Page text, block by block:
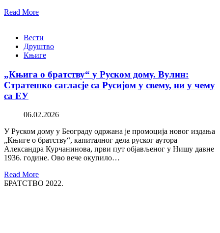
Read More
Вести
Друштво
Књиге
„Књига о братству“ у Руском дому. Вулин:
Стратешко сагласје са Русијом у свему, ни у чему
са ЕУ
06.02.2026
У Руском дому у Београду одржана је промоција новог издања
„Књиге о братству“, капиталног дела руског аутора
Александра Курчанинова, први пут објављеног у Нишу давне
1936. године. Ово вече окупило…
Read More
БРАТСТВО 2022.